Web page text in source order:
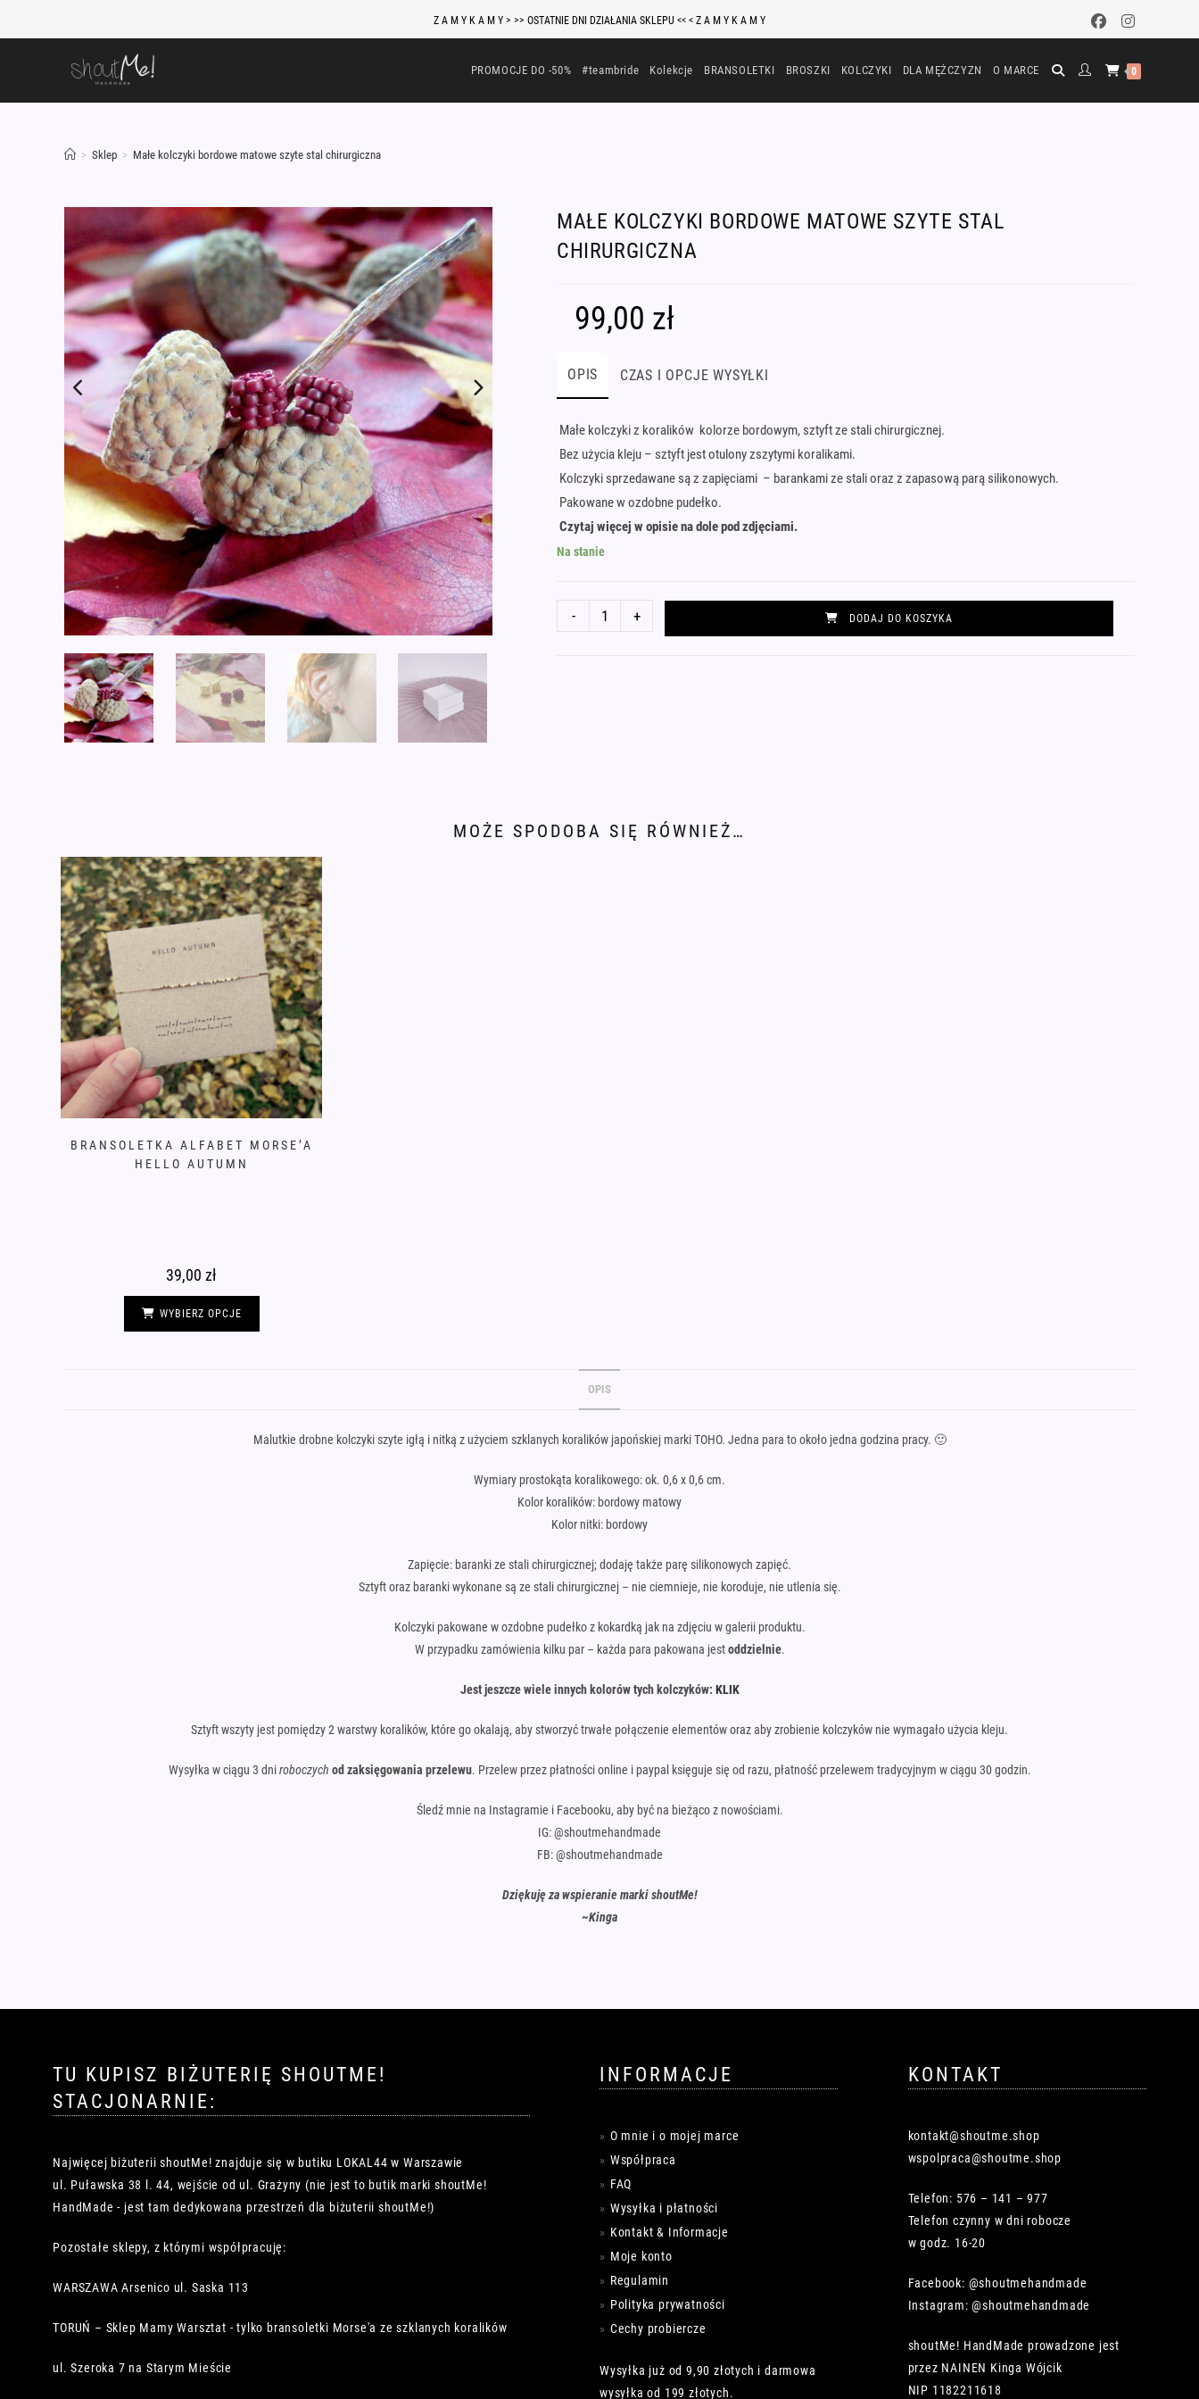
Z A M Y K A M Y > >> OSTATNIE DNI DZIAŁANIA SKLEPU << < Z A M Y K A M Y
PROMOCJE DO -50% #teambride Kolekcje BRANSOLETKI BROSZKI KOLCZYKI DLA MĘŻCZYZN O MARCE 0
> Sklep > Małe kolczyki bordowe matowe szyte stal chirurgiczna
MAŁE KOLCZYKI BORDOWE MATOWE SZYTE STAL
CHIRURGICZNA
99,00 zł
OPIS
Małe kolczyki z koralików kolorze bordowym, sztyft ze stali chirurgicznej.
Bez użycia kleju – sztyft jest otulony zszytymi koralikami.
Kolczyki sprzedawane są z zapięciami – barankami ze stali oraz z zapasową parą silikonowych.
Pakowane w ozdobne pudełko.
Czytaj więcej w opisie na dole pod zdjęciami.
CZAS I OPCJE WYSYŁKI
Na stanie
Małe
- + DODAJ DO KOSZYKA
MOŻE SPODOBA SIĘ RÓWNIEŻ…
BRANSOLETKA ALFABET MORSE’A
HELLO AUTUMN
39,00 zł
WYBIERZ OPCJE
Ten
OPIS
Malutkie drobne kolczyki szyte igłą i nitką z użyciem szklanych koralików japońskiej marki TOHO. Jedna para to około jedna godzina pracy. 🙂
Wymiary prostokąta koralikowego: ok. 0,6 x 0,6 cm.
Kolor koralików: bordowy matowy
Kolor nitki: bordowy
Zapięcie: baranki ze stali chirurgicznej; dodaję także parę silikonowych zapięć.
Sztyft oraz baranki wykonane są ze stali chirurgicznej – nie ciemnieje, nie koroduje, nie utlenia się.
Kolczyki pakowane w ozdobne pudełko z kokardką jak na zdjęciu w galerii produktu.
W przypadku zamówienia kilku par – każda para pakowana jestoddzielnie.
Jest jeszcze wiele innych kolorów tych kolczyków: KLIK
Sztyft wszyty jest pomiędzy 2 warstwy koralików, które go okalają, aby stworzyć trwałe połączenie elementów oraz aby zrobienie kolczyków nie wymagało użycia kleju.
Wysyłka w ciągu 3 dniroboczych od zaksięgowania przelewu. Przelew przez płatności online i paypal księguje się od razu, płatność przelewem tradycyjnym w ciągu 30 godzin.
Śledź mnie na Instagramie i Facebooku, aby być na bieżąco z nowościami.
IG: @shoutmehandmade
FB: @shoutmehandmade
Dziękuję za wspieranie marki shoutMe!
~Kinga
TU KUPISZ BIŻUTERIĘ SHOUTME!
STACJONARNIE:
Najwięcej biżuterii shoutMe! znajduje się w butiku LOKAL44 w Warszawie
ul. Puławska 38 l. 44, wejście od ul. Grażyny (nie jest to butik marki shoutMe!
HandMade - jest tam dedykowana przestrzeń dla biżuterii shoutMe!)
Pozostałe sklepy, z którymi współpracuję:
WARSZAWA Arsenico ul. Saska 113
TORUŃ – Sklep Mamy Warsztat - tylko bransoletki Morse'a ze szklanych koralików
ul. Szeroka 7 na Starym Mieście
INFORMACJE
O mnie i o mojej marce
Współpraca
FAQ
Wysyłka i płatności
Kontakt & Informacje
Moje konto
Regulamin
Polityka prywatności
Cechy probiercze
Wysyłka już od 9,90 złotych i darmowa
wysyłka od 199 złotych.
KONTAKT
kontakt@shoutme.shop
wspolpraca@shoutme.shop
Telefon: 576 – 141 – 977
Telefon czynny w dni robocze
w godz. 16-20
Facebook: @shoutmehandmade
Instagram: @shoutmehandmade
shoutMe! HandMade prowadzone jest
przez NAINEN Kinga Wójcik
NIP 1182211618